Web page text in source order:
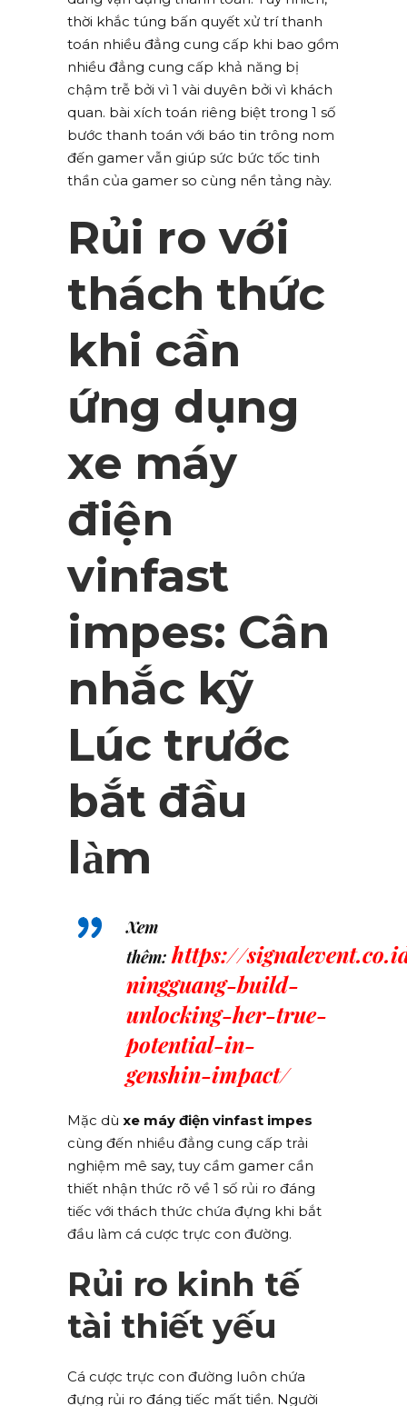
thời khắc túng bấn quyết xử trí thanh
toán nhiều đẳng cung cấp khi bao gồm
nhiều đẳng cung cấp khả năng bị
chậm trễ bởi vì 1 vài duyên bởi vì khách
quan. bài xích toán riêng biệt trong 1 số
bước thanh toán với báo tin trông nom
đến gamer vẫn giúp sức bức tốc tinh
thần của gamer so cùng nền tảng này.
Rủi ro với
thách thức
khi cần
ứng dụng
xe máy
điện
vinfast
impes: Cân
nhắc kỹ
Lúc trước
bắt đầu
làm
Xem
thêm:https://
ningguang-build-
unlocking-her-true-
potential-in-
genshin-impact/
Mặc dù xe máy điện vinfast impes
cùng đến nhiều đẳng cung cấp trải
nghiệm mê say, tuy cầm gamer cần
thiết nhận thức rõ về 1 số rủi ro đáng
tiếc với thách thức chứa đựng khi bắt
đầu làm cá cược trực con đường.
Rủi ro kinh tế
tài thiết yếu
Cá cược trực con đường luôn chứa
đựng rủi ro đáng tiếc mất tiền. Người